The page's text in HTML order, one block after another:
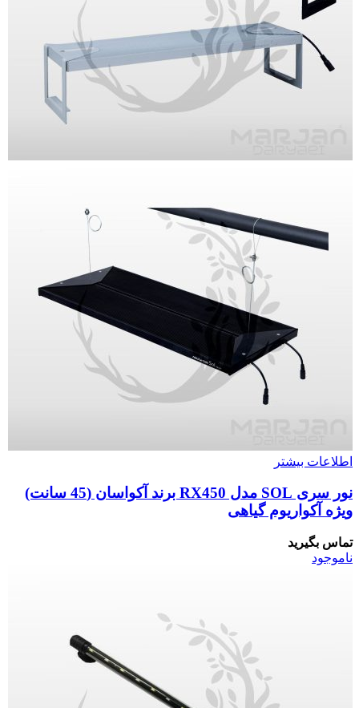
اطلاعات بیشتر
نور سری SOL مدل RX450 برند آکواسان (45 سانت)
ویژه آکواریوم گیاهی
تماس بگیرید
ناموجود